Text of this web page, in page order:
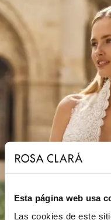
Esta página web usa
Las cookies de este